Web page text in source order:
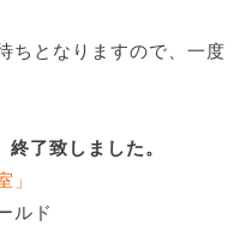
ちとなりますので、一度
致しました。
」
ルド